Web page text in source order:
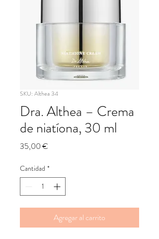
SKU: Althea 34
Dra. Althea – Crema
de niatíona, 30 ml
35,00 €
Cantidad *
Agregar al carrito